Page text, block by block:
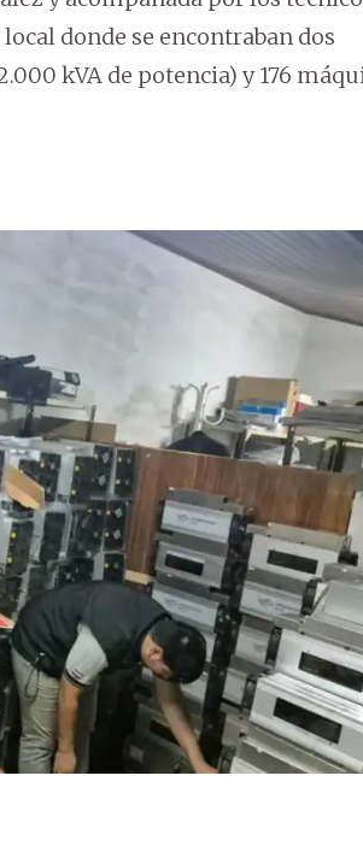
donde se encontraban dos
kVA de potencia) y 176